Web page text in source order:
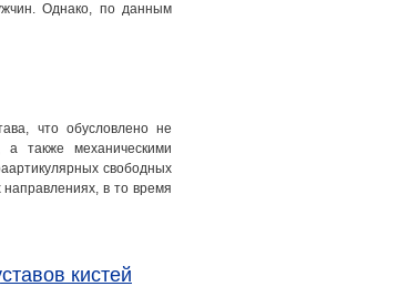
Однако, по данным
что обусловлено не
а также механическими
свободных
в то время
кистей